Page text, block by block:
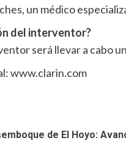
un médico
del interventor?
será llevar a cabo
www.clarin.com
de El Hoyo: